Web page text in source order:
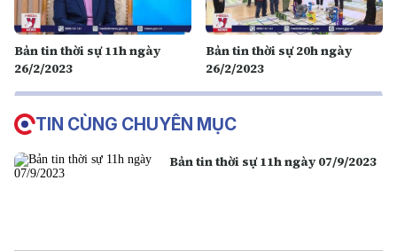
Bản tin thời sự 11h ngày
26/2/2023
Bản tin thời sự 20h ngày
26/2/2023
TIN CÙNG CHUYÊN MỤC
Bản tin thời sự 11h ngày 07/9/2023